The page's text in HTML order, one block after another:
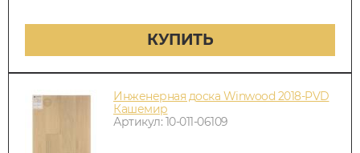
КУПИТЬ
Инженерная доска Winwood 2018-PVD
Кашемир
Артикул: 10-011-06109